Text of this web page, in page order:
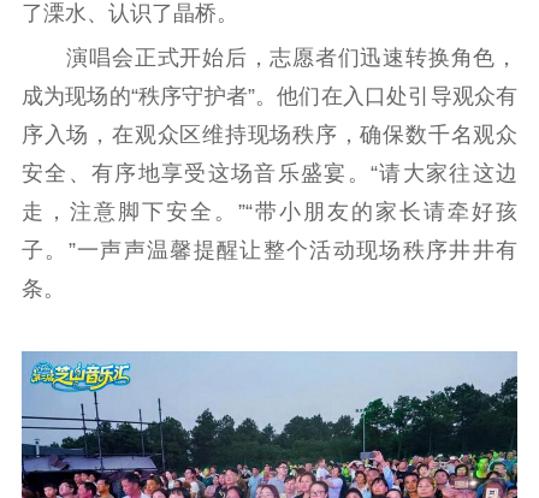
了溧水、认识了晶桥。
演唱会正式开始后，志愿者们迅速转换角色，
成为现场的“秩序守护者”。他们在入口处引导观众有
序入场，在观众区维持现场秩序，确保数千名观众
安全、有序地享受这场音乐盛宴。“请大家往这边
走，注意脚下安全。”“带小朋友的家长请牵好孩
子。”一声声温馨提醒让整个活动现场秩序井井有
条。